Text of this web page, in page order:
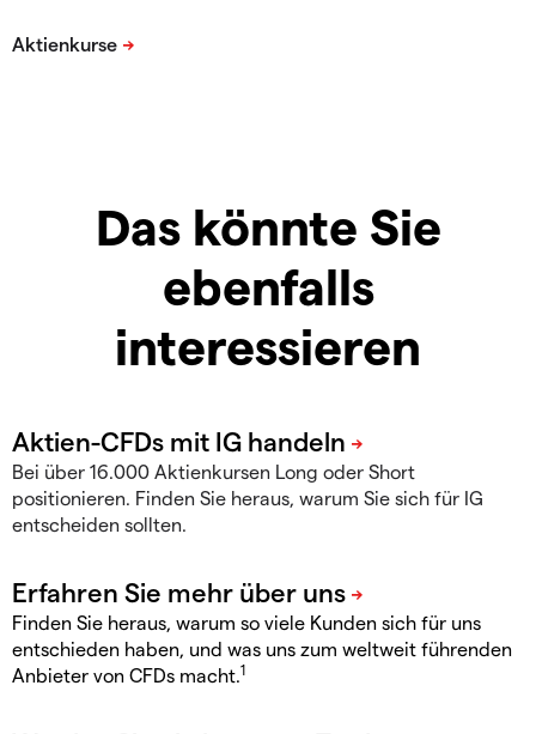
Das könnte Sie
ebenfalls
interessieren
Bei über 16.000 Aktienkursen Long oder Short
positionieren. Finden Sie heraus, warum Sie sich für IG
entscheiden sollten.
Finden Sie heraus, warum so viele Kunden sich für uns
entschieden haben, und was uns zum weltweit führenden
Anbieter von CFDs macht.1